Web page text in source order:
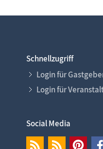
Schnellzugriff
Login für
Login für
Social Media